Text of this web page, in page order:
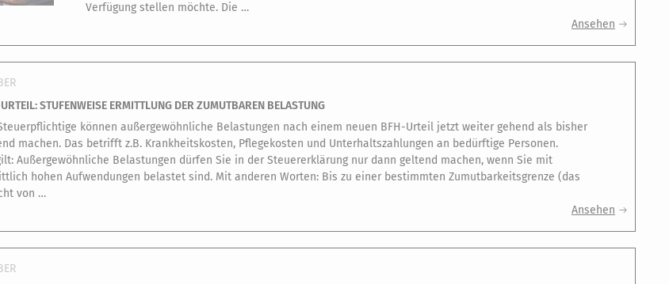
Verfügung stellen möchte. Die …
Ansehen
STUFENWEISE ERMITTLUNG DER ZUMUTBAREN BELASTUNG
können außergewöhnliche Belastungen nach einem neuen BFH-Urteil jetzt weiter gehend als bisher
machen. Das betrifft z.B. Krankheitskosten, Pflegekosten und Unterhaltszahlungen an bedürftige Personen.
Außergewöhnliche Belastungen dürfen Sie in der Steuererklärung nur dann geltend machen, wenn Sie mit
hohen Aufwendungen belastet sind. Mit anderen Worten: Bis zu einer bestimmten Zumutbarkeitsgrenze (das
von …
Ansehen